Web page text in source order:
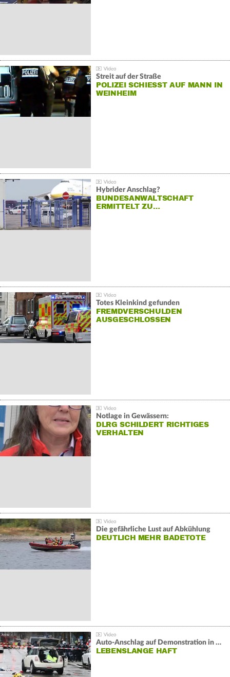
Streit auf der Straße
POLIZEI SCHIESST AUF MANN IN W
EINHEIM
Hybrider Anschlag?
BUNDESANWALTSCHAFT
ERMITTELT ZU…
Totes Kleinkind gefunden
FREMDVERSCHULDEN
AUSGESCHLOSSEN
Notlage in Gewässern:
DLRG SCHILDERT RICHTIGES
VERHALTEN
Die gefährliche Lust auf Abkühlung
DEUTLICH MEHR BADETOTE
Auto-Anschlag auf Demonstration in München:
LEBENSLANGE HAFT